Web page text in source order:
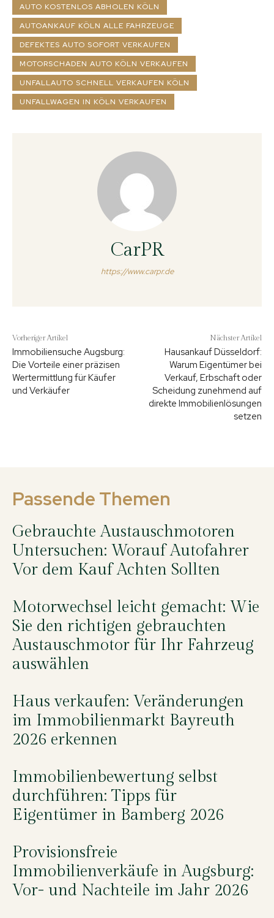
AUTO KOSTENLOS ABHOLEN KÖLN
AUTOANKAUF KÖLN ALLE FAHRZEUGE
DEFEKTES AUTO SOFORT VERKAUFEN
MOTORSCHADEN AUTO KÖLN VERKAUFEN
UNFALLAUTO SCHNELL VERKAUFEN KÖLN
UNFALLWAGEN IN KÖLN VERKAUFEN
CarPR
https://www.carpr.de
Vorheriger Artikel
Immobiliensuche Augsburg:
Die Vorteile einer präzisen
Wertermittlung für Käufer
und Verkäufer
Nächster Artikel
Hausankauf Düsseldorf:
Warum Eigentümer bei
Verkauf, Erbschaft oder
Scheidung zunehmend auf
direkte Immobilienlösungen
setzen
Passende Themen
Gebrauchte Austauschmotoren
Untersuchen: Worauf Autofahrer
Vor dem Kauf Achten Sollten
Motorwechsel leicht gemacht: Wie
Sie den richtigen gebrauchten
Austauschmotor für Ihr Fahrzeug
auswählen
Haus verkaufen: Veränderungen
im Immobilienmarkt Bayreuth
2026 erkennen
Immobilienbewertung selbst
durchführen: Tipps für
Eigentümer in Bamberg 2026
Provisionsfreie
Immobilienverkäufe in Augsburg:
Vor- und Nachteile im Jahr 2026